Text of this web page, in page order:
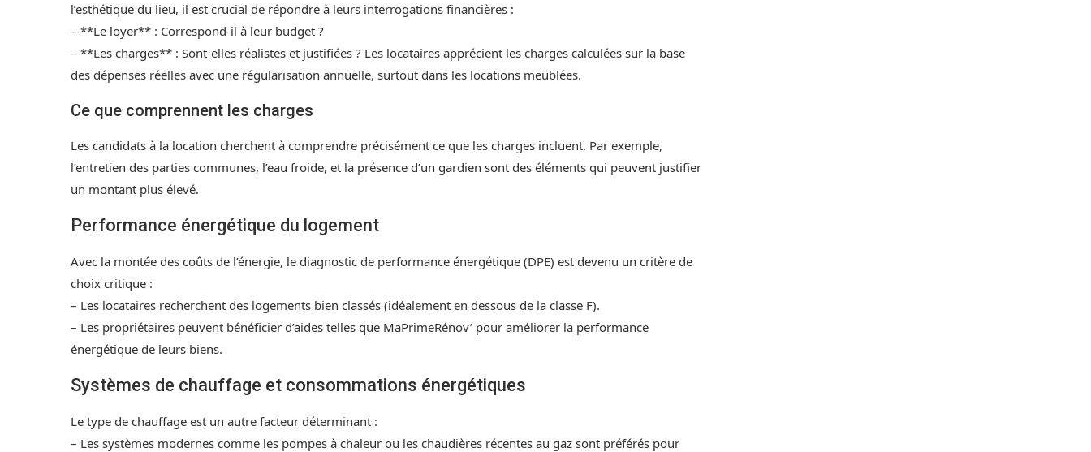
l’esthétique du lieu, il est crucial de répondre à leurs interrogations financières :
– **Le loyer** : Correspond-il à leur budget ?
– **Les charges** : Sont-elles réalistes et justifiées ? Les locataires apprécient les charges calculées sur la base
des dépenses réelles avec une régularisation annuelle, surtout dans les locations meublées.
Ce que comprennent les charges
Les candidats à la location cherchent à comprendre précisément ce que les charges incluent. Par exemple,
l’entretien des parties communes, l’eau froide, et la présence d’un gardien sont des éléments qui peuvent justifier
un montant plus élevé.
Performance énergétique du logement
Avec la montée des coûts de l’énergie, le diagnostic de performance énergétique (DPE) est devenu un critère de
choix critique :
– Les locataires recherchent des logements bien classés (idéalement en dessous de la classe F).
– Les propriétaires peuvent bénéficier d’aides telles que MaPrimeRénov’ pour améliorer la performance
énergétique de leurs biens.
Systèmes de chauffage et consommations énergétiques
Le type de chauffage est un autre facteur déterminant :
– Les systèmes modernes comme les pompes à chaleur ou les chaudières récentes au gaz sont préférés pour